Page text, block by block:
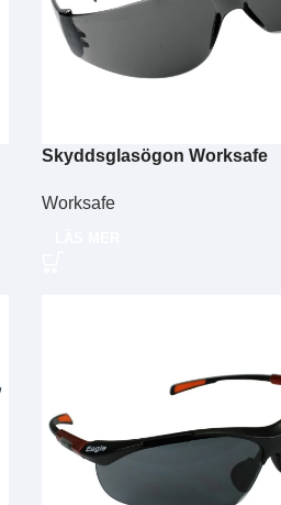
Skyddsglasögon Worksafe
Worksafe